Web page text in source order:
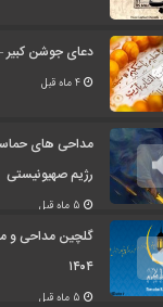
دعای جوشن کبیر
4 ماه قبل
مداحی های حماسی
رژیم صهیونیستی
5 ماه قبل
گلچین مداحی و
۱۴۰۴
5 ماه قبل